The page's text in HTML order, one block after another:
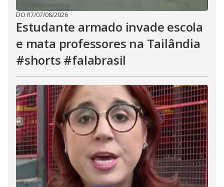
DO R7/07/08/2026
Estudante armado invade escola
e mata professores na Tailândia
#shorts #falabrasil